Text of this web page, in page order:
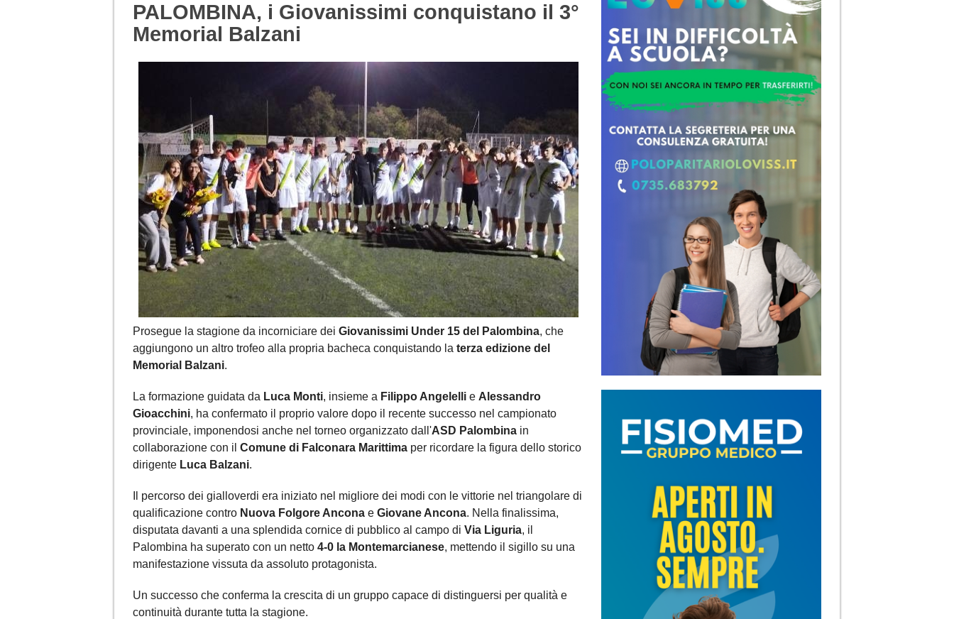
PALOMBINA, i Giovanissimi conquistano il 3°
Memorial Balzani
Prosegue la stagione da incorniciare dei Giovanissimi Under 15 del Palombina, che
aggiungono un altro trofeo alla propria bacheca conquistando la terza edizione del
Memorial Balzani.
La formazione guidata da Luca Monti, insieme a Filippo Angelelli e Alessandro
Gioacchini, ha confermato il proprio valore dopo il recente successo nel campionato
provinciale, imponendosi anche nel torneo organizzato dall'ASD Palombina in
collaborazione con il Comune di Falconara Marittima per ricordare la figura dello storico
dirigente Luca Balzani.
Il percorso dei gialloverdi era iniziato nel migliore dei modi con le vittorie nel triangolare di
qualificazione contro Nuova Folgore Ancona e Giovane Ancona. Nella finalissima,
disputata davanti a una splendida cornice di pubblico al campo di Via Liguria, il
Palombina ha superato con un netto 4-0 la Montemarcianese, mettendo il sigillo su una
manifestazione vissuta da assoluto protagonista.
Un successo che conferma la crescita di un gruppo capace di distinguersi per qualità e
continuità durante tutta la stagione.